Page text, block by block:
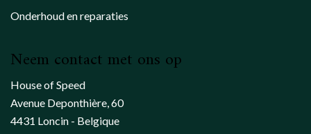
Onderhoud en reparaties
Neem contact met ons op
House of Speed
Avenue Deponthière, 60
4431 Loncin - Belgique